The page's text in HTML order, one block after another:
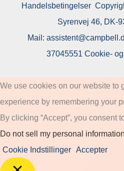
Handelsbetingelser
Syrenvej 46, DK-
Mail:
37045551 Cookie-
We use cookies on our website to
experience by remembering your
By clicking “Accept”, you consent
Do not sell my personal information
Cookie Indstillinger Accepter